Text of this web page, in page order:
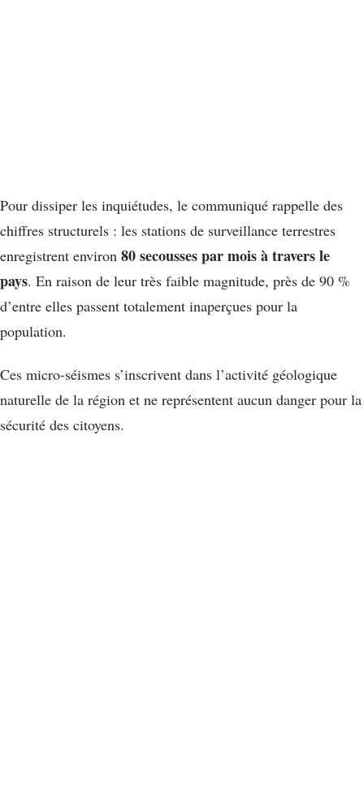
Pour dissiper les inquiétudes, le communiqué rappelle des
chiffres structurels : les stations de surveillance terrestres
enregistrent environ 80 secousses par mois à travers le
pays. En raison de leur très faible magnitude, près de 90 %
d’entre elles passent totalement inaperçues pour la
population.
Ces micro-séismes s’inscrivent dans l’activité géologique
naturelle de la région et ne représentent aucun danger pour la
sécurité des citoyens.